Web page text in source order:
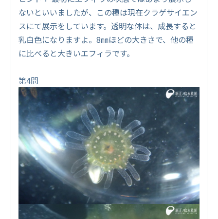
ないといいましたが、この種は現在クラゲサイエン
スにて展示をしています。透明な体は、成長すると
乳白色になりますよ。8㎜ほどの大きさで、他の種
に比べると大きいエフィラです。
第4問